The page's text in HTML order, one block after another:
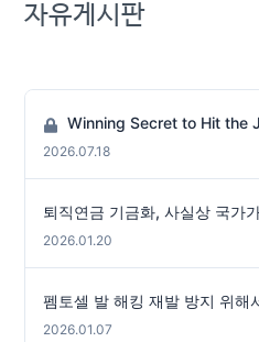
자유게시판
Winning Secret to Hit the
2026.07.18
퇴직연금 기금화, 사실상 국가
2026.01.20
펨토셀 발 해킹 재발 방지 위해
2026.01.07